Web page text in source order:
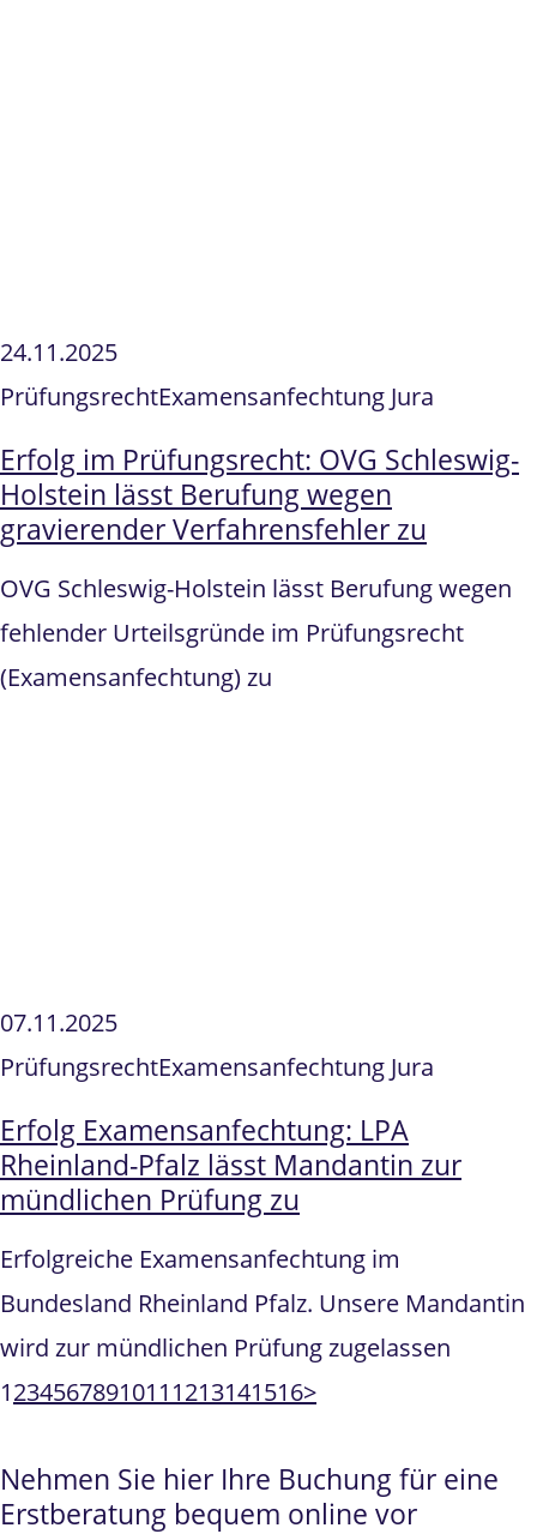
24.11.2025
PrüfungsrechtExamensanfechtung Jura
Erfolg im Prüfungsrecht: OVG Schleswig-
Holstein lässt Berufung wegen
gravierender Verfahrensfehler zu
OVG Schleswig-Holstein lässt Berufung wegen
fehlender Urteilsgründe im Prüfungsrecht
(Examensanfechtung) zu
07.11.2025
PrüfungsrechtExamensanfechtung Jura
Erfolg Examensanfechtung: LPA
Rheinland-Pfalz lässt Mandantin zur
mündlichen Prüfung zu
Erfolgreiche Examensanfechtung im
Bundesland Rheinland Pfalz. Unsere Mandantin
wird zur mündlichen Prüfung zugelassen
1234567891011 1213141516>
Nehmen Sie hier Ihre Buchung für eine
Erstberatung bequem online vor